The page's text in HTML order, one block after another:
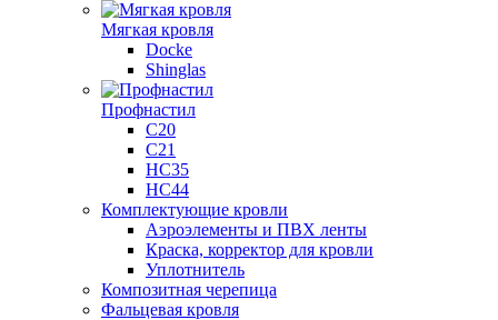
Мягкая кровля
Docke
Shinglas
Профнастил
C20
C21
НС35
НС44
Комплектующие кровли
Аэроэлементы и ПВХ ленты
Краска, корректор для кровли
Уплотнитель
Композитная черепица
Фальцевая кровля